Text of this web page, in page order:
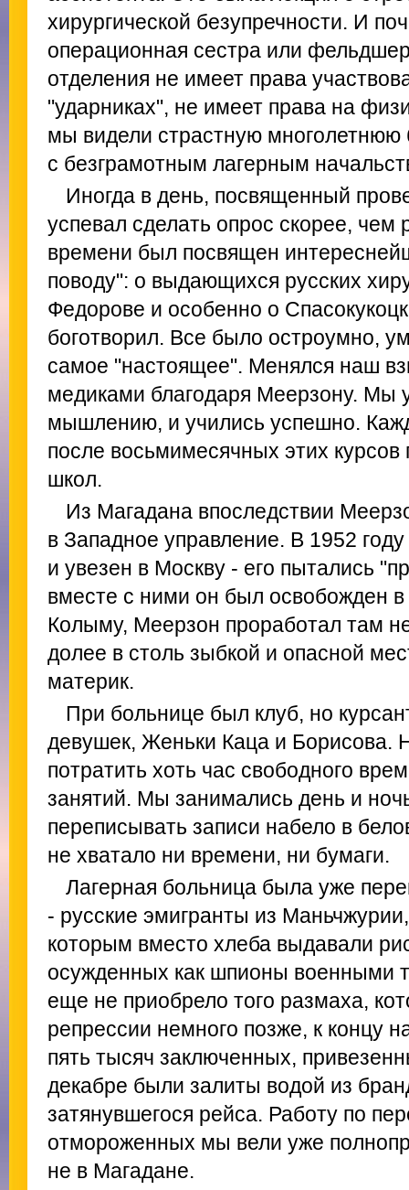
хирургической безупречности. И
операционная сестра или фельдшер
отделения не имеет права
"ударниках", не имеет права на
мы видели страстную многолетнюю
с безграмотным лагерным
Иногда в день, посвященный
успевал сделать опрос скорее, чем
времени был посвящен
поводу": о выдающихся русских
Федорове и особенно о
боготворил. Все было остроумно,
самое "настоящее". Менялся наш
медиками благодаря Меерзону. Мы
мышлению, и учились успешно.
после восьмимесячных этих
школ.
Из Магадана впоследствии
в Западное управление. В 1952
и увезен в Москву - его пытались
вместе с ними он был освобожден
Колыму, Меерзон проработал там
долее в столь зыбкой и опасной
материк.
При больнице был клуб, но
девушек, Женьки Каца и Борисова.
потратить хоть час свободного
занятий. Мы занимались день и
переписывать записи набело в
не хватало ни времени, ни бумаги.
Лагерная больница была уже
- русские эмигранты из
которым вместо хлеба выдавали
осужденных как шпионы военными
еще не приобрело того размаха,
репрессии немного позже, к концу
пять тысяч заключенных,
декабре были залиты водой из
затянувшегося рейса. Работу по
отмороженных мы вели уже
не в Магадане.